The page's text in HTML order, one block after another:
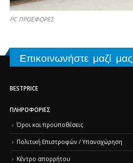
PC ΠΡΟΣΦΟΡΕΣ
Επικοινωνήστε μαζί μας
BESTPRICE
ΠΛΗΡΟΦΟΡΊΕΣ
Όροι και προϋποθέσεις
Πολιτική Επιστροφών / Υπαναχώρηση
Κέντρο απορρήτου